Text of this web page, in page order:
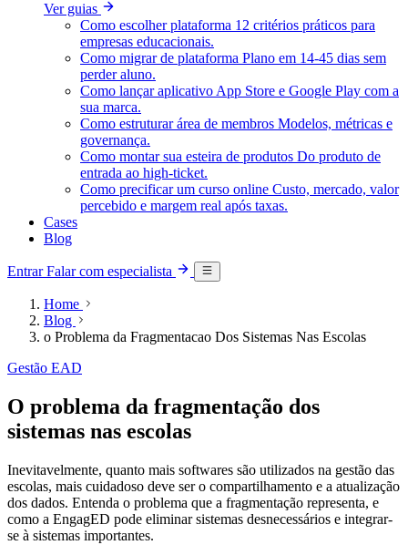
Ver guias
Como escolher plataforma 12 critérios práticos para
empresas educacionais.
Como migrar de plataforma Plano em 14-45 dias sem
perder aluno.
Como lançar aplicativo App Store e Google Play com a
sua marca.
Como estruturar área de membros Modelos, métricas e
governança.
Como montar sua esteira de produtos Do produto de
entrada ao high-ticket.
Como precificar um curso online Custo, mercado, valor
percebido e margem real após taxas.
Cases
Blog
EntrarFalar com especialista
Home
Blog
o Problema da Fragmentacao Dos Sistemas Nas Escolas
Gestão EAD
O problema da fragmentação dos
sistemas nas escolas
Inevitavelmente, quanto mais softwares são utilizados na gestão das
escolas, mais cuidadoso deve ser o compartilhamento e a atualização
dos dados. Entenda o problema que a fragmentação representa, e
como a EngagED pode eliminar sistemas desnecessários e integrar-
se à sistemas importantes.